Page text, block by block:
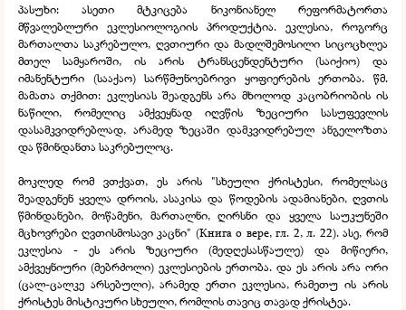
პასუხი: ასეთი მტკიცება ნიკონიანელ რეფორმატორთა
მწვალებლური ეკლესიოლოგიის პროდუქტია. ეკლესია, როგორც
მართალთა საკრებულო, ღვთიური და მადლშემოსილი სიცოცხლეა
მთელ სამყაროში, ის არის ტრანსცენდენტური (საიქიო) და
იმანენტური (სააქაო) სარწმუნოებრივი ყოფიერების ერთობა. წმ.
მამათა თქმით: ეკლესიას შეადგენს არა მხოლოდ კაცობრიობის ის
ნაწილი, რომელიც ამქვეყნად იღვწის ზეციური სასუფევლის
დასამკვიდრებლად, არამედ ზეცაში დამკვიდრებულ ანგელოზთა
და წმინდანთა საკრებულოც.
მოკლედ რომ ვთქვათ, ეს არის "სხეული ქრისტესი, რომელსაც
შეადგენენ ყველა დროის, ასაკისა და წოდების ადამიანები, ღვთის
წმინდანები, მოწამენი, მართალნი, ღირსნი და ყველა საუკუნეში
მცხოვრები ღვთისმოსავი კაცნი" (Книга о вере, гл. 2, л. 22). ასე, რომ
ეკლესია -
ეს არის ზეციური (მედღესასწაულე) და მიწიერი,
ამქვეყნიური (მებრძოლი) ეკლესიების ერთობა. და ეს არის არა ორი
(ცალ-ცალკე არსებული), არამედ ერთი ეკლესია, რამეთუ ის არის
ქრისტეს მისტიკური სხეული, რომლის თავიც თავად ქრისტეა.